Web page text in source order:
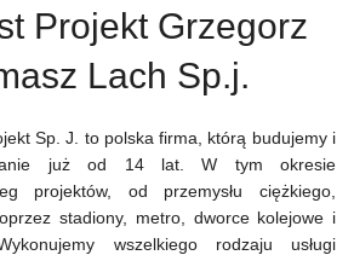
Projekt Grzegorz
Lach Sp.j.
Sp. J. to polska firma, którą budujemy i
już od 14 lat. W tym okresie
projektów, od przemysłu ciężkiego,
stadiony, metro, dworce kolejowe i
wszelkiego rodzaju usługi